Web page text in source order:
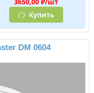
Купить
DM 0604